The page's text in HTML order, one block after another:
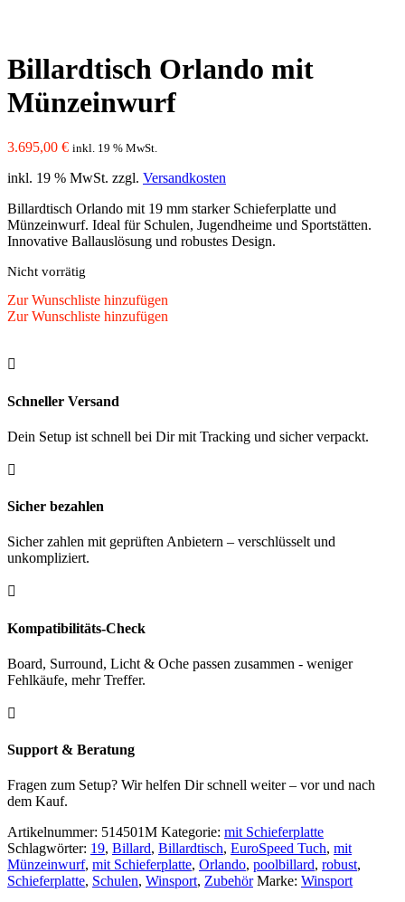
Billardtisch Orlando mit
Münzeinwurf
3.695,00 € inkl. 19 % MwSt.
inkl. 19 % MwSt. zzgl. Versandkosten
Billardtisch Orlando mit 19 mm starker Schieferplatte und
Münzeinwurf. Ideal für Schulen, Jugendheime und Sportstätten.
Innovative Ballauslösung und robustes Design.
Nicht vorrätig
Zur Wunschliste hinzufügen
Zur Wunschliste hinzufügen

Schneller Versand
Dein Setup ist schnell bei Dir mit Tracking und sicher verpackt.

Sicher bezahlen
Sicher zahlen mit geprüften Anbietern – verschlüsselt und
unkompliziert.

Kompatibilitäts-Check
Board, Surround, Licht & Oche passen zusammen - weniger
Fehlkäufe, mehr Treffer.

Support & Beratung
Fragen zum Setup? Wir helfen Dir schnell weiter – vor und nach
dem Kauf.
Artikelnummer: 514501M Kategorie: mit Schieferplatte
Schlagwörter: 19, Billard, Billardtisch, EuroSpeed Tuch, mit
Münzeinwurf, mit Schieferplatte, Orlando, poolbillard, robust,
Schieferplatte, Schulen, Winsport, Zubehör Marke: Winsport